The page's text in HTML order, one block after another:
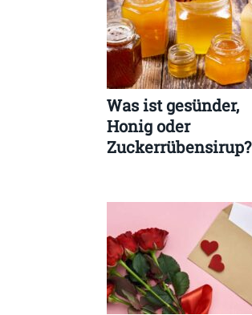
Was ist gesünder,
Honig oder
Zuckerrübensirup?